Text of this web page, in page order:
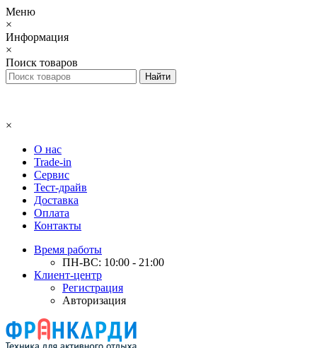
Меню
×
Информация
×
Поиск товаров
×
О нас
Trade-in
Сервис
Тест-драйв
Доставка
Оплата
Контакты
Время работы
ПН-ВС: 10:00 - 21:00
Клиент-центр
Регистрация
Авторизация